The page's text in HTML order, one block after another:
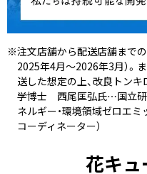
※注文店舗から配送店舗まで
2025年4月～2026年3月）。
送した想定の上、改良トンキ
学博士 西尾匡弘氏…国立
ネルギー・環境領域ゼロエ
コーディネーター）
花キュ